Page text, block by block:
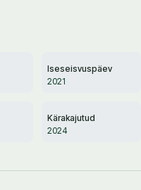
Iseseisvuspäev
2021
Kärakajutud
2024